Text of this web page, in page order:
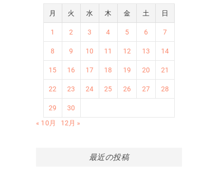
月 火 水 木 金 土 日
1 2 3 4 5 6 7
8 9 10 11 12 13 14
15 16 17 18 19 20 21
22 23 24 25 26 27 28
29
30
« 10月
12月 »
最近の投稿